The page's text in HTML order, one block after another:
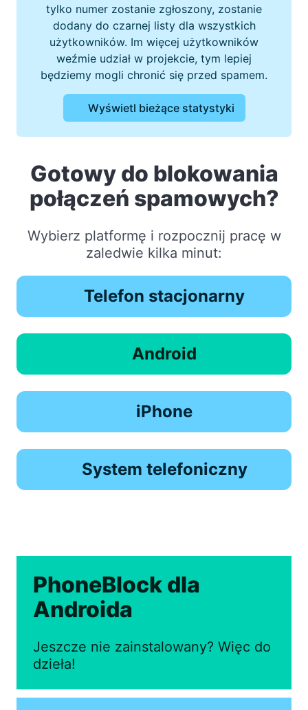
tylko numer zostanie zgłoszony, zostanie
dodany do czarnej listy dla wszystkich
użytkowników. Im więcej użytkowników
weźmie udział w projekcie, tym lepiej
będziemy mogli chronić się przed spamem.
Wyświetl bieżące statystyki
Gotowy do blokowania
połączeń spamowych?
Wybierz platformę i rozpocznij pracę w
zaledwie kilka minut:
Telefon stacjonarny
Android
iPhone
System telefoniczny
PhoneBlock dla
Androida
Jeszcze nie zainstalowany? Więc do
dzieła!